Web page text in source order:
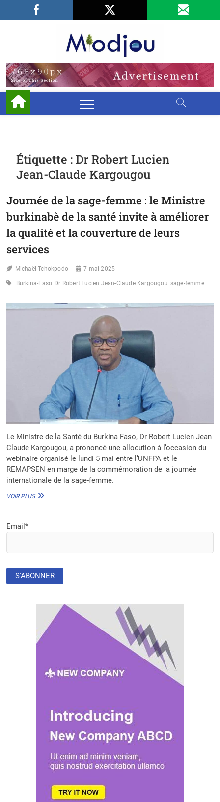
Facebook
LinkedIn
Étiquette :Dr Robert Lucien
Jean-Claude Kargougou
Journée de la sage-femme : le Ministre
burkinabè de la santé invite à améliorer
la qualité et la couverture de leurs
services
Michaël Tchokpodo 7 mai 2025
Burkina-Faso Dr Robert Lucien Jean-Claude Kargougou sage-femme
Le Ministre de la Santé du Burkina Faso, Dr Robert Lucien Jean
Claude Kargougou, a prononcé une allocution à l’occasion du
webinaire organisé le lundi 5 mai entre l’UNFPA et le
REMAPSEN en marge de la commémoration de la journée
internationale de la sage-femme.
VOIR PLUSJOURNÉE
DE
LA
AMÉLIORER
QUALITÉ
ET
LEURS
Email*